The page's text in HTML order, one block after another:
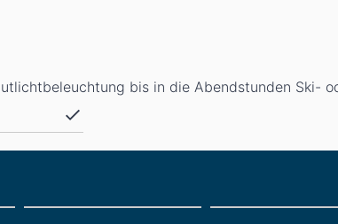
bis in die Abendstunden Ski-